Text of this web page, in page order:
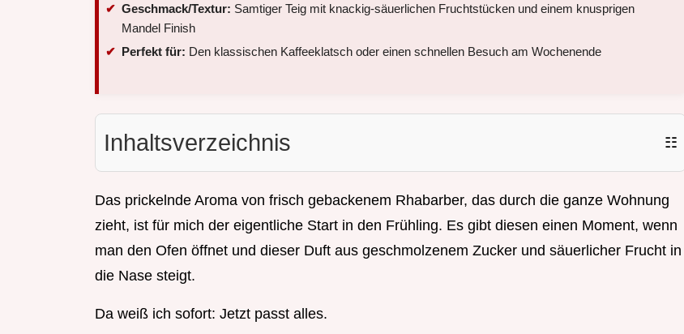
Geschmack/Textur: Samtiger Teig mit knackig-säuerlichen Fruchtstücken und einem knusprigen
Mandel Finish
Perfekt für: Den klassischen Kaffeeklatsch oder einen schnellen Besuch am Wochenende
Inhaltsverzeichnis ☷
Das prickelnde Aroma von frisch gebackenem Rhabarber, das durch die ganze Wohnung
zieht, ist für mich der eigentliche Start in den Frühling. Es gibt diesen einen Moment, wenn
man den Ofen öffnet und dieser Duft aus geschmolzenem Zucker und säuerlicher Frucht in
die Nase steigt.
Da weiß ich sofort: Jetzt passt alles.